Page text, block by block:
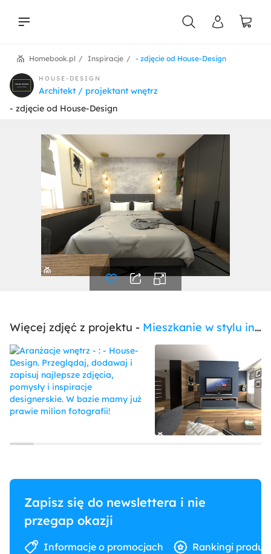
- zdjęcie od House-Design
Inspiracje
Homebook.pl
HOUSE-DESIGN
Architekt / projektant wnętrz
- zdjęcie od House-Design
Więcej zdjęć z projektu - Mieszkanie w stylu industrialnym
Zapisz się do newslettera i nie
przegap okazji
Informacje o promocjach Rankingi